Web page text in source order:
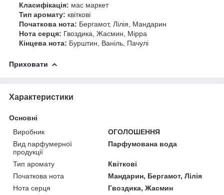
Класифікація: мас маркет
Тип аромату: квіткові
Початкова нота: Бергамот, Лілія, Мандарин
Нота серця: Гвоздика, Жасмин, Мірра
Кінцева нота: Бурштин, Ваніль, Пачулі
Приховати
Характеристики
Основні
Виробник
ОГОЛОШЕННЯ
Вид парфумерної
продукції
Парфумована вода
Тип аромату
Квіткові
Початкова нота
Мандарин, Бергамот, Лілія
Нота серця
Гвоздика, Жасмин